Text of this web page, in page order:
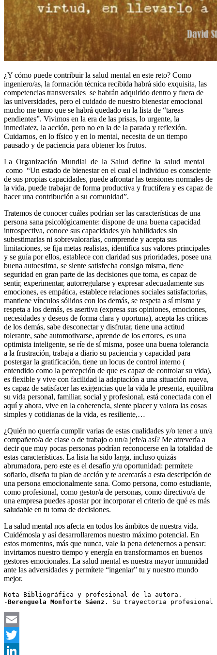
¿Y cómo puede contribuir la salud mental en este reto? Como
ingeniero/as, la formación técnica recibida habrá sido exquisita, las
competencias transversales se habrán adquirido dentro y fuera de
las universidades, pero el cuidado de nuestro bienestar emocional
mucho me temo que se habrá quedado en la lista de “tareas
pendientes”. Vivimos en la era de las prisas, lo urgente, la
inmediatez, la acción, pero no en la de la parada y reflexión.
Cuidarnos, en lo físico y en lo mental, necesita de un tiempo
pausado y de paciencia para obtener los frutos.
La Organización Mundial de la Salud define la salud mental
como “Un estado de bienestar en el cual el individuo es consciente
de sus propias capacidades, puede afrontar las tensiones normales de
la vida, puede trabajar de forma productiva y fructífera y es capaz de
hacer una contribución a su comunidad”.
Tratemos de conocer cuáles podrían ser las características de una
persona sana psicológicamente: dispone de una buena capacidad
introspectiva, conoce sus capacidades y/o habilidades sin
subestimarlas ni sobrevalorarlas, comprende y acepta sus
limitaciones, se fija metas realistas, identifica sus valores principales
y se guía por ellos, establece con claridad sus prioridades, posee una
buena autoestima, se siente satisfecha consigo misma, tiene
seguridad en gran parte de las decisiones que toma, es capaz de
sentir, experimentar, autorregularse y expresar adecuadamente sus
emociones, es empática, establece relaciones sociales satisfactorias,
mantiene vínculos sólidos con los demás, se respeta a sí misma y
respeta a los demás, es asertiva (expresa sus opiniones, emociones,
necesidades y deseos de forma clara y oportuna), acepta las críticas
de los demás, sabe desconectar y disfrutar, tiene una actitud
tolerante, sabe automotivarse, aprende de los errores, es una
optimista inteligente, se ríe de sí misma, posee una buena tolerancia
a la frustración, trabaja a diario su paciencia y capacidad para
postergar la gratificación, tiene un locus de control interno (
entendido como la percepción de que es capaz de controlar su vida),
es flexible y vive con facilidad la adaptación a una situación nueva,
es capaz de satisfacer las exigencias que la vida le presenta, equilibra
su vida personal, familiar, social y profesional, está conectada con el
aquí y ahora, vive en la coherencia, siente placer y valora las cosas
simples y cotidianas de la vida, es resiliente,…
¿Quién no querría cumplir varias de estas cualidades y/o tener a un/a
compañero/a de clase o de trabajo o un/a jefe/a así? Me atrevería a
decir que muy pocas personas podrían reconocerse en la totalidad de
estas características. La lista ha sido larga, incluso quizás
abrumadora, pero este es el desafío y/u oportunidad: permítete
soñarlo, diseña tu plan de acción y te acercarás a esta descripción de
una persona emocionalmente sana. Como persona, como estudiante,
como profesional, como gestor/a de personas, como directivo/a de
una empresa puedes apostar por incorporar el criterio de qué es más
saludable en tu toma de decisiones.
La salud mental nos afecta en todos los ámbitos de nuestra vida.
Cuidémosla y así desarrollaremos nuestro máximo potencial. En
estos momentos, más que nunca, vale la pena detenernos a pensar:
invirtamos nuestro tiempo y energía en transformarnos en buenos
gestores emocionales. La salud mental es nuestra mayor inmunidad
ante las adversidades y permítete “ingeniar” tu y nuestro mundo
mejor.
Nota Bibliográfica y profesional de la autora.
-Berenguela Monforte Sáenz . Su trayectoria profesional
Email
Twitter